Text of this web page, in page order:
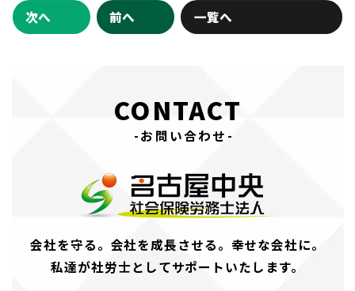
次へ 前へ 一覧へ
CONTACT
-お問い合わせ-
会社を守る。会社を成長させる。幸せな会社に。
私達が社労士としてサポートいたします。